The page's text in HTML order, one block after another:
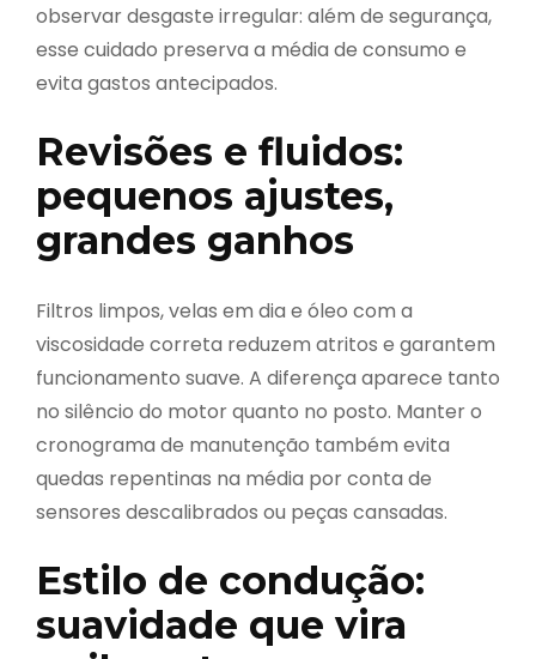
observar desgaste irregular: além de segurança,
esse cuidado preserva a média de consumo e
evita gastos antecipados.
Revisões e fluidos:
pequenos ajustes,
grandes ganhos
Filtros limpos, velas em dia e óleo com a
viscosidade correta reduzem atritos e garantem
funcionamento suave. A diferença aparece tanto
no silêncio do motor quanto no posto. Manter o
cronograma de manutenção também evita
quedas repentinas na média por conta de
sensores descalibrados ou peças cansadas.
Estilo de condução:
suavidade que vira